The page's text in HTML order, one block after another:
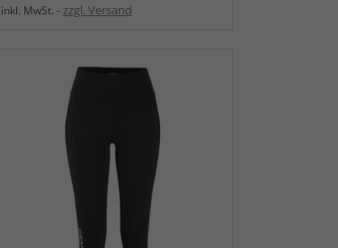
inkl. MwSt. zzgl. Versand